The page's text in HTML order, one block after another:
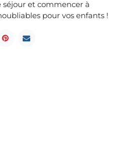
et commencer à
pour vos enfants !